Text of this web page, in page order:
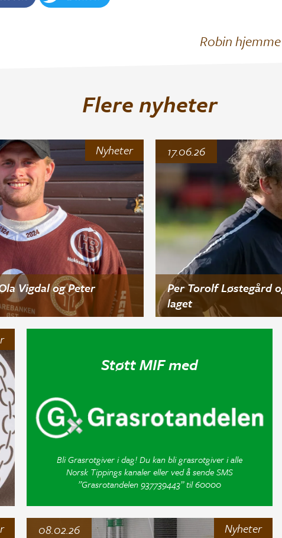
Robin
Flere nyheter
Nyheter
Vigdal og Peter
Per Torolf Løstegård
laget
17.06.26
Støtt MIF med
Bli Grasrotgiver i dag! Du kan bli grasrotgiver i alle
Norsk Tippings kanaler eller ved å sende SMS
”Grasrotandelen 937739443” til 60000
Nyheter
08.02.26